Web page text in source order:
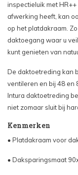
inspectieluik met
afwerking heeft, kan
op het platdakraam.
daktoegang waar u
kunt genieten van
De daktoetreding kan
ventileren en bij 48 en
Intura daktoetreding
niet zomaar sluit bij
Kenmerken
• Platdakraam voor
• Daksparingsmaat